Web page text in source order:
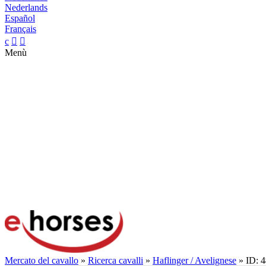
Nederlands
Español
Français
c  
Menù
Mercato del cavallo » Ricerca cavalli » Haflinger / Avelignese » ID: